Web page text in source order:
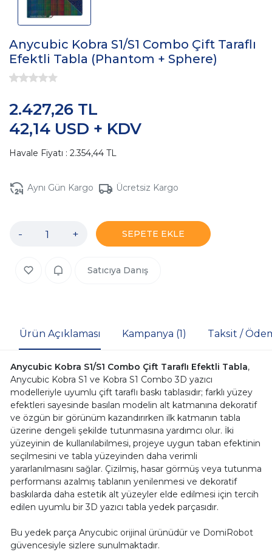
Anycubic Kobra S1/S1 Combo Çift Taraflı
Efektli Tabla (Phantom + Sphere)
42,14 USD + KDV
2.427,26 TL
Havale Fiyatı : 2.354,44 TL
Aynı Gün Kargo Ücretsiz Kargo
- + SEPETE EKLE
Satıcıya Danış
Ürün Açıklaması Kampanya (1) Taksit /
Anycubic Kobra S1/S1 Combo Çift Taraflı Efektli Tabla,
Anycubic Kobra S1 ve Kobra S1 Combo 3D yazıcı
modelleriyle uyumlu çift taraflı baskı tablasıdır; farklı yüzey
efektleri sayesinde basılan modelin alt katmanına dekoratif
ve özgün bir görünüm kazandırırken ilk katmanın tabla
üzerine dengeli şekilde tutunmasına yardımcı olur. İki
yüzeyinin de kullanılabilmesi, projeye uygun taban efektinin
seçilmesini ve tabla yüzeyinden daha verimli
yararlanılmasını sağlar. Çizilmiş, hasar görmüş veya tutunma
performansı azalmış tablanın yenilenmesi ve dekoratif
baskılarda daha estetik alt yüzeyler elde edilmesi için tercih
edilen uyumlu bir 3D yazıcı tabla yedek parçasıdır.
Bu yedek parça Anycubic orijinal ürünüdür ve DomiRobot
güvencesiyle sizlere sunulmaktadır.